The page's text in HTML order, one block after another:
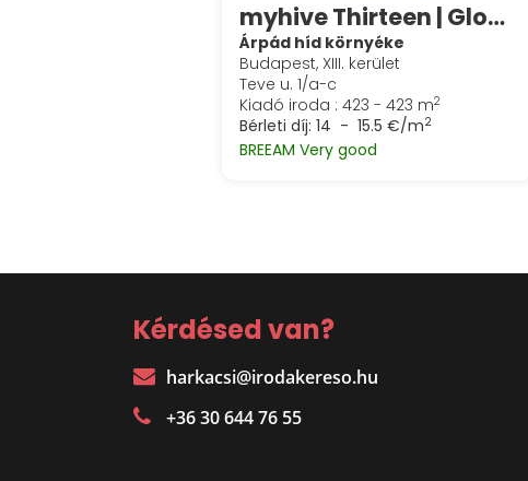
myhive Thirteen | Globe
Árpád híd környéke
Budapest, XIII. kerület
Teve u. 1/a-c
Kiadó iroda : 423 - 423 m2
Bérleti díj: 14 - 15.5 €/m2
BREEAM Very good
Kérdésed van?
harkacsi@irodakereso.hu
+36 30 644 76 55